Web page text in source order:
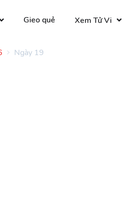
Gieo quẻ Xem Tử Vi
Ngày 19